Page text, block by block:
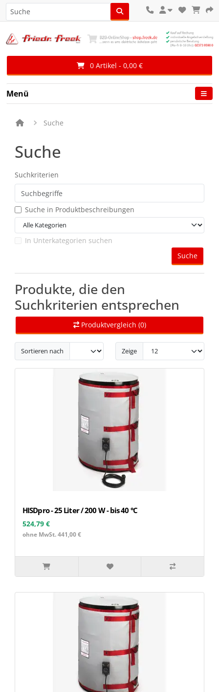
0 Artikel - 0,00 €
Menü
Suche
Suche
Suchkriterien
Suche in Produktbeschreibungen
In Unterkategorien suchen
Suche
Produkte, die den
Suchkriterien entsprechen
Produktvergleich (0)
Sortieren nach Zeige
HISDpro - 25 Liter / 200 W - bis 40 °C
524,79 €
ohne MwSt. 441,00 €